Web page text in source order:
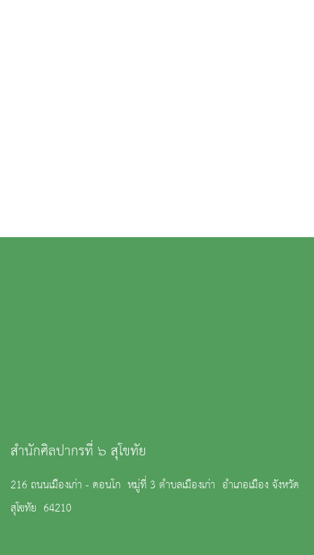
สำนักศิลปากรที่ ๖ สุโขทัย
216 ถนนเมืองเก่า - ดอนโก หมู่ที่ 3 ตำบลเมืองเก่า อำเภอเมือง จังหวัด
สุโขทัย 64210